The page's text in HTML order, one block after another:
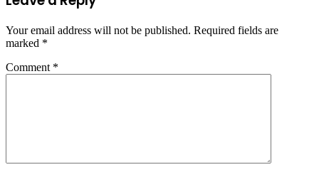
Your email address will not be published. Required fields are
marked *
Comment *